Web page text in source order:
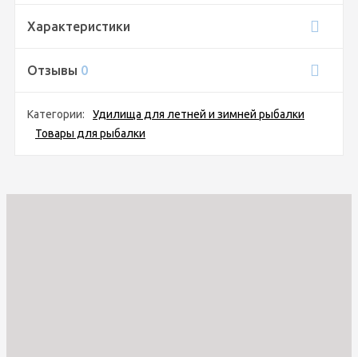
Характеристики
Отзывы 0
Категории:
Удилища для летней и зимней рыбалки
Товары для рыбалки